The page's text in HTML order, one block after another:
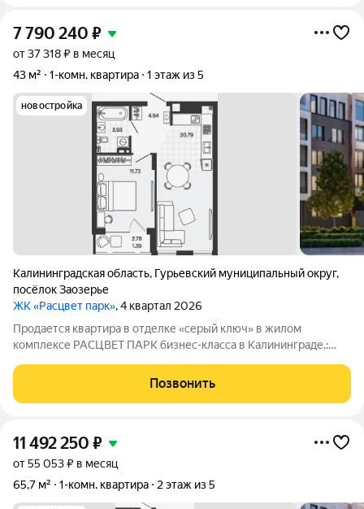
7 790 240 ₽
от 37 318 ₽ в месяц
43 м²
1-комн. квартира 1 этаж из 5
новостройка
Калининградская область, Гурьевский муниципальный округ,
посёлок Заозерье
ЖК «Расцвет парк», 4 квартал 2026
Продается квартира в отделке «серый ключ» в жилом
комплексе РАСЦВЕТ ПАРК бизнес-класса в Калининграде.:
Виды на озеро и природу благодаря панорамному остеклению.
Продуманная
Позвонить
11 492 250 ₽
от 55 053 ₽ в месяц
65,7 м²
1-комн. квартира 2 этаж из 5